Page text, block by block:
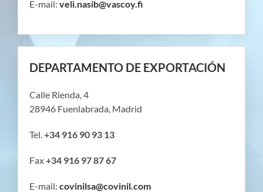
E-mail:veli.nasib@vascoy.fi
DEPARTAMENTO DE EXPORTACIÓN
Calle Rienda, 4
28946 Fuenlabrada, Madrid
Tel.+34 916 90 93 13
Fax+34 916 97 87 67
E-mail:covinilsa@covinil.com